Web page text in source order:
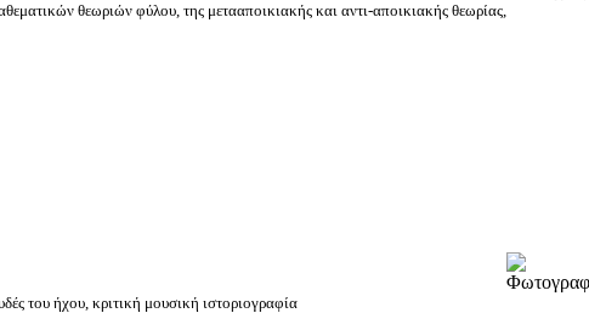
θεωριών φύλου, της μετααποικιακής και αντι-αποικιακής θεωρίας,
του ήχου, κριτική μουσική ιστοριογραφία